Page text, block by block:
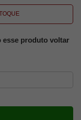
esse produto voltar